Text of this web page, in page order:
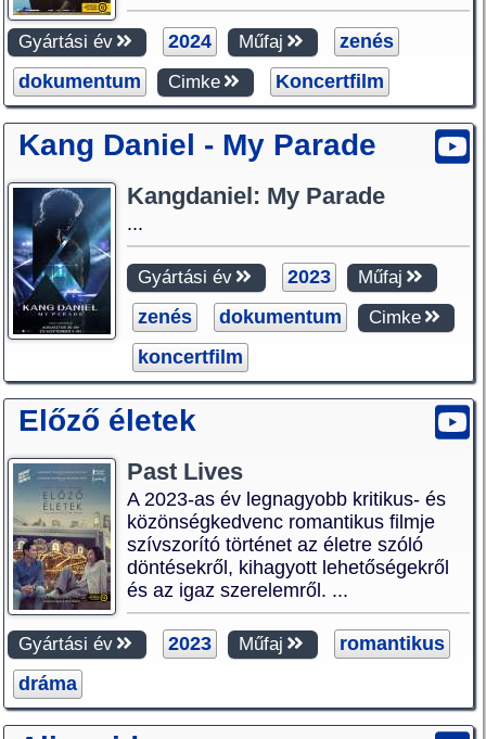
Gyártási év 2024 Műfaj
zenés
dokumentum
Cimke Koncertfilm
Kang Daniel - My Parade
Kangdaniel: My Parade
...
Gyártási év 2023 Műfaj
zenés dokumentum Cimke
koncertfilm
Előző életek
Past Lives
A 2023-as év legnagyobb kritikus- és
közönségkedvenc romantikus filmje
szívszorító történet az életre szóló
döntésekről, kihagyott lehetőségekről
és az igaz szerelemről. ...
Gyártási év 2023 Műfaj
romantikus
dráma